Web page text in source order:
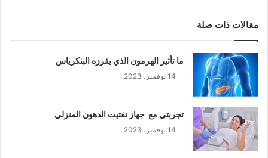
مقالات ذات صلة
ما تأثير الهرمون الذي يفرزه البنكرياس
14 نوفمبر، 2023
تجربتي مع جهاز تفتيت الدهون المنزلي
14 نوفمبر، 2023